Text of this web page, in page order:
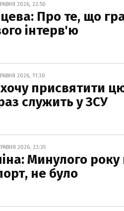
2026, 22:50
Про те, що
інтерв'ю
2026, 11:30
присвятити
служить у ЗСУ
2026, 23:35
Минулого
не було